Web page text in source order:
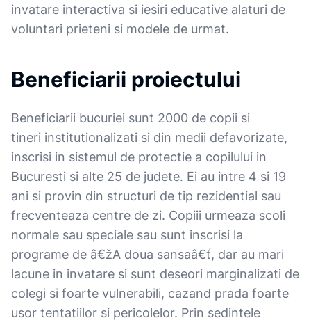
invatare interactiva si iesiri educative alaturi de
voluntari prieteni si modele de urmat.
Beneficiarii proiectului
Beneficiarii bucuriei sunt 2000 de copii si
tineri institutionalizati si din medii defavorizate,
inscrisi in sistemul de protectie a copilului in
Bucuresti si alte 25 de judete. Ei au intre 4 si 19
ani si provin din structuri de tip rezidential sau
frecventeaza centre de zi. Copiii urmeaza scoli
normale sau speciale sau sunt inscrisi la
programe de â€žA doua sansaâ€ť, dar au mari
lacune in invatare si sunt deseori marginalizati de
colegi si foarte vulnerabili, cazand prada foarte
usor tentatiilor si pericolelor. Prin sedintele